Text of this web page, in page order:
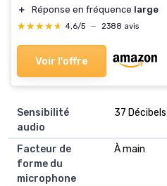
＋
Réponse en fréquence large
★★★★★
★★★★★ 4,6/5 — 2388 avis
Voir l'offre
Sensibilité
audio
‎37 Décibels
Facteur de
forme du
microphone
‎À main